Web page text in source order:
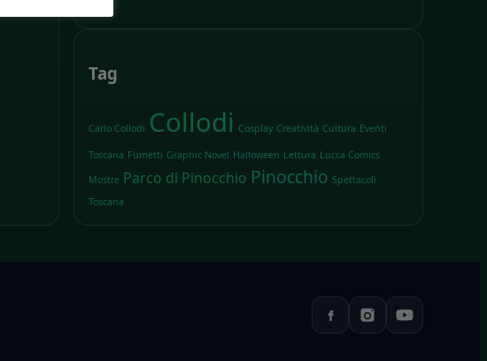
Tag
Carlo Collodi Collodi Cosplay Creatività Cultura Eventi
Toscana Fumetti Graphic Novel Halloween Lettura Lucca Comics
Mostre Parco di Pinocchio Pinocchio Spettacoli
Toscana